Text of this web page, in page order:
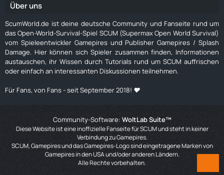
Über uns
ScumWorld.de ist deine deutsche Community und Fanseite rund um
das Open-World-Survival-Spiel SCUM (Supermax Open World Survival)
vom Spieleentwickler Gamepires und Publisher Gamepires / Splash
Damage. Hier können sich Spieler zusammen finden, Informationen
austauschen, ihr Wissen durch Tutorials rund um SCUM auffrischen
oder einfach an interessanten Diskussionen teilnehmen.
Für Fans, von Fans - seit September 2018! ❤️
Community-Software: WoltLab Suite™
Diese Website ist eine inoffizielle Fanseite für SCUM und steht in keiner
Verbindung zu Gamepires.
SCUM, Gamepires und das Gamepires-Logo sind eingetragene Marken von
Gamepires in den USA und/oder anderen Ländern.
Alle Rechte vorbehalten.